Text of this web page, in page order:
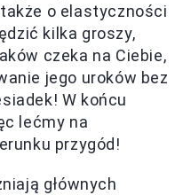
o elastyczności
kilka groszy,
czeka na Ciebie,
jego uroków bez
W końcu
lećmy na
przygód!
głównych